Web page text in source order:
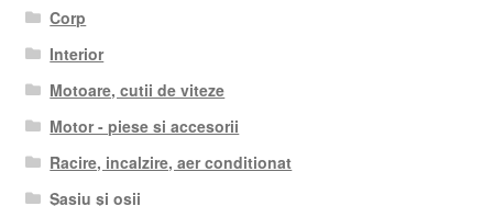
Corp
Interior
Motoare, cutii de viteze
Motor - piese si accesorii
Racire, incalzire, aer conditionat
Șasiu și osii